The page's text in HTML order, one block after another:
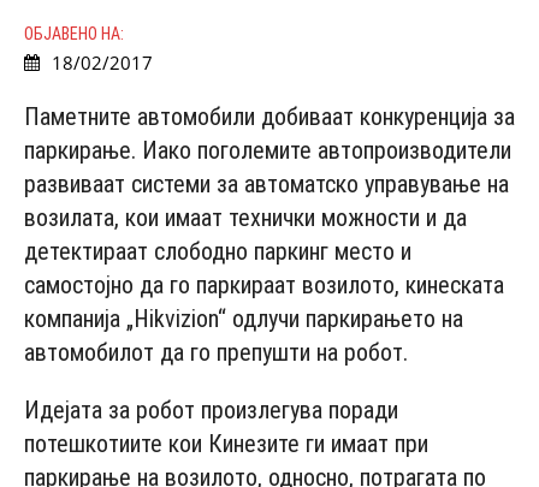
ОБЈАВЕНО НА:
18/02/2017
Паметните автомобили добиваат конкуренција за
паркирање. Иако поголемите автопроизводители
развиваат системи за автоматско управување на
возилата, кои имаат технички можности и да
детектираат слободно паркинг место и
самостојно да го паркираат возилото, кинеската
компанија „Hikvizion“ одлучи паркирањето на
автомобилот да го препушти на робот.
Идејата за робот произлегува поради
потешкотиите кои Кинезите ги имаат при
паркирање на возилото, односно, потрагата по